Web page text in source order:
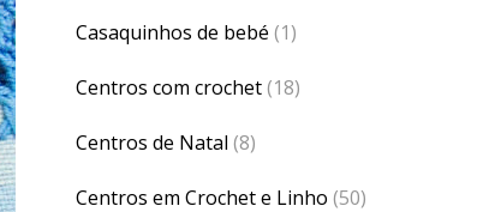
Casaquinhos de bebé (1)
Centros com crochet(18)
Centros de Natal (8)
Centros em Crochet e Linho (50)